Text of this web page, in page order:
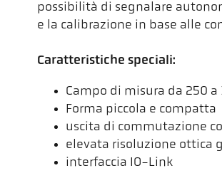
possibilità di segnalare
e la calibrazione in base alle
Caratteristiche speciali:
Campo di misura da 250 a
Forma piccola e compatta
uscita di commutazione
elevata risoluzione ottica
interfaccia IO-Link